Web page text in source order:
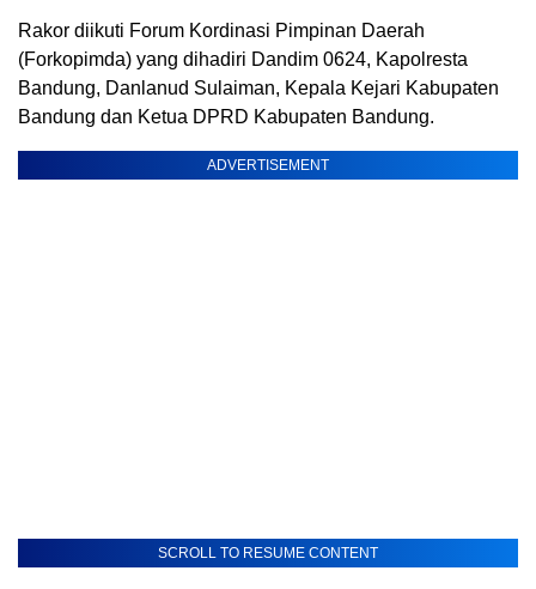
Rakor diikuti Forum Kordinasi Pimpinan Daerah
(Forkopimda) yang dihadiri Dandim 0624, Kapolresta
Bandung, Danlanud Sulaiman, Kepala Kejari Kabupaten
Bandung dan Ketua DPRD Kabupaten Bandung.
ADVERTISEMENT
SCROLL TO RESUME CONTENT